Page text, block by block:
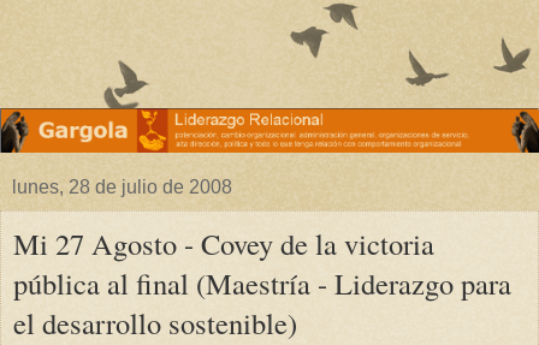
lunes, 28 de julio de 2008
Mi 27 Agosto - Covey de la victoria
pública al final (Maestría - Liderazgo para
el desarrollo sostenible)